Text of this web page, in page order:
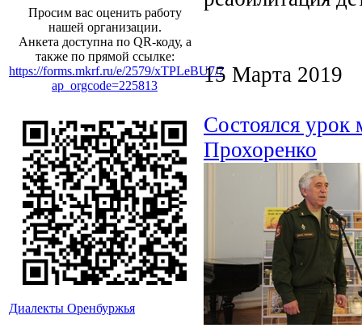
Просим вас оценить работу
нашей организации.
Анкета доступна по QR-коду, а
также по прямой ссылке:
https://forms.mkrf.ru/e/2579/xTPLeBU7/?
ap_orgcode=225813
Диалекты Оренбуржья
15 Марта 2019
Состоялся
Прохоренко